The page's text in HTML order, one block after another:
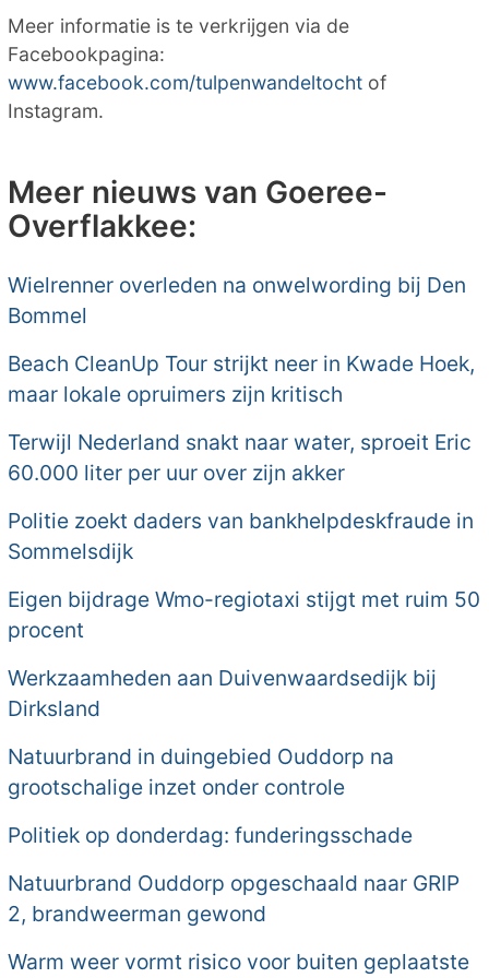
Meer informatie is te verkrijgen via de
Facebookpagina:
www.facebook.com/tulpenwandeltocht of
Instagram.
Meer nieuws van Goeree-
Overflakkee:
Wielrenner overleden na onwelwording bij Den
Bommel
Beach CleanUp Tour strijkt neer in Kwade Hoek,
maar lokale opruimers zijn kritisch
Terwijl Nederland snakt naar water, sproeit Eric
60.000 liter per uur over zijn akker
Politie zoekt daders van bankhelpdeskfraude in
Sommelsdijk
Eigen bijdrage Wmo-regiotaxi stijgt met ruim 50
procent
Werkzaamheden aan Duivenwaardsedijk bij
Dirksland
Natuurbrand in duingebied Ouddorp na
grootschalige inzet onder controle
Politiek op donderdag: funderingsschade
Natuurbrand Ouddorp opgeschaald naar GRIP
2, brandweerman gewond
Warm weer vormt risico voor buiten geplaatste